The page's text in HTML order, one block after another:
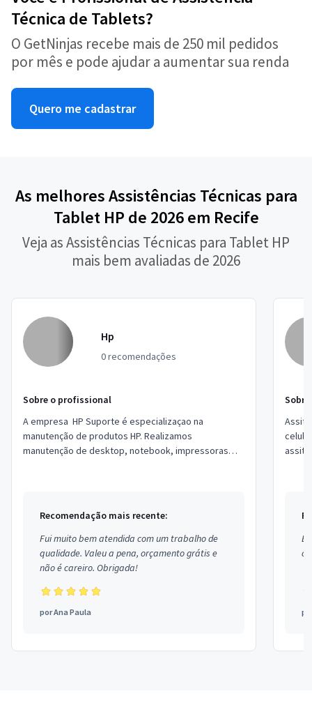
Técnica de Tablets?
O GetNinjas recebe mais de 250 mil pedidos
por mês e pode ajudar a aumentar sua renda
Quero me cadastrar
As melhores Assistências Técnicas para
Tablet HP de 2026 em Recife
Veja as Assistências Técnicas para Tablet HP
mais bem avaliadas de 2026
Hp
0 recomendações
Sobre o profissional
A empresa HP Suporte é especializaçao na
manutenção de produtos HP. Realizamos
manutenção de desktop, notebook, impressoras
Recomendação mais recente:
Fui muito bem atendida com um trabalho de
qualidade. Valeu a pena, orçamento grátis e
não é careiro. Obrigada!
porAna Paula